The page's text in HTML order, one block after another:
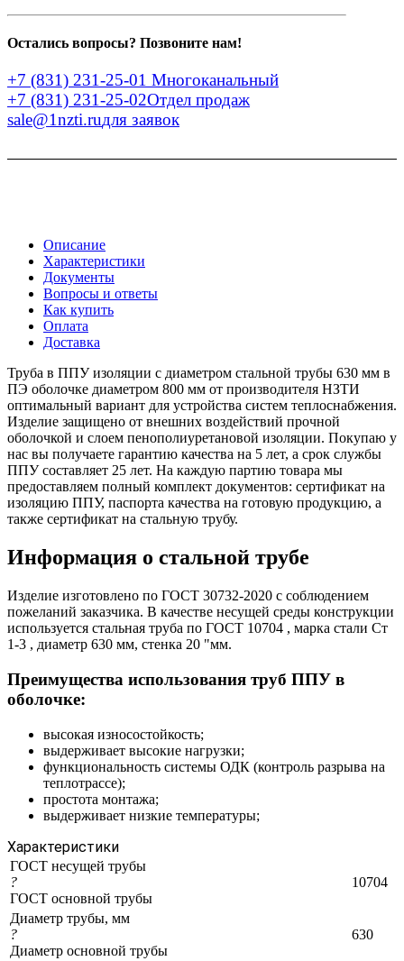
Остались вопросы? Позвоните нам!
+7 (831) 231-25-01 Многоканальный
+7 (831) 231-25-02Отдел продаж
sale@1nzti.ruдля заявок
Описание
Характеристики
Документы
Вопросы и ответы
Как купить
Оплата
Доставка
Труба в ППУ изоляции с диаметром стальной трубы 630 мм в
ПЭ оболочке диаметром 800 мм от производителя НЗТИ
оптимальный вариант для устройства систем теплоснабжения.
Изделие защищено от внешних воздействий прочной
оболочкой и слоем пенополиуретановой изоляции. Покупаю у
нас вы получаете гарантию качества на 5 лет, а срок службы
ППУ составляет 25 лет. На каждую партию товара мы
предоставляем полный комплект документов: сертификат на
изоляцию ППУ, паспорта качества на готовую продукцию, а
также сертификат на стальную трубу.
Информация о стальной трубе
Изделие изготовлено по ГОСТ 30732-2020 с соблюдением
пожеланий заказчика. В качестве несущей среды конструкции
используется стальная труба по ГОСТ 10704 , марка стали Ст
1-3 , диаметр 630 мм, стенка 20 "мм.
Преимущества использования труб ППУ в
оболочке:
высокая износостойкость;
выдерживает высокие нагрузки;
функциональность системы ОДК (контроль разрыва на
теплотрассе);
простота монтажа;
выдерживает низкие температуры;
Характеристики
ГОСТ несущей трубы
?
ГОСТ основной трубы
10704
Диаметр трубы, мм
?
Диаметр основной трубы
630